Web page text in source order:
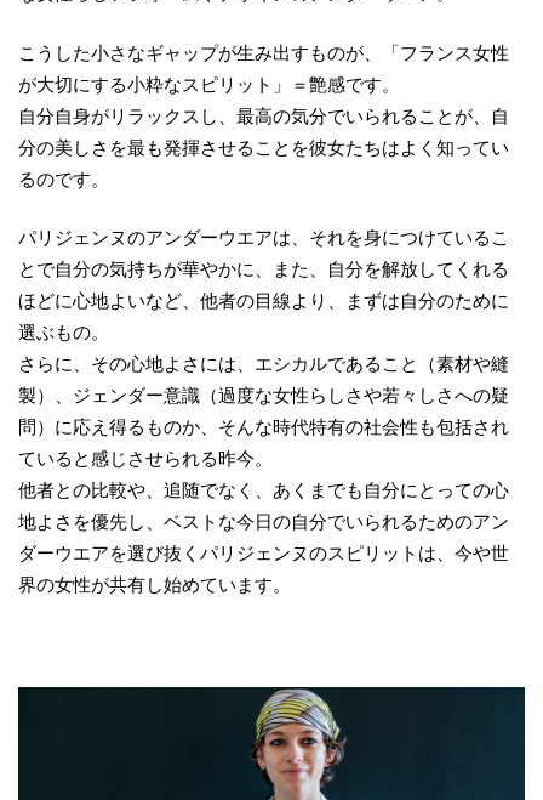
こうした小さなギャップが生み出すものが、「フランス女性
が大切にする小粋なスピリット」＝艶感です。
自分自身がリラックスし、最高の気分でいられることが、自
分の美しさを最も発揮させることを彼女たちはよく知ってい
るのです。
パリジェンヌのアンダーウエアは、それを身につけているこ
とで自分の気持ちが華やかに、また、自分を解放してくれる
ほどに心地よいなど、他者の目線より、まずは自分のために
選ぶもの。
さらに、その心地よさには、エシカルであること（素材や縫
製）、ジェンダー意識（過度な女性らしさや若々しさへの疑
問）に応え得るものか、そんな時代特有の社会性も包括され
ていると感じさせられる昨今。
他者との比較や、追随でなく、あくまでも自分にとっての心
地よさを優先し、ベストな今日の自分でいられるためのアン
ダーウエアを選び抜くパリジェンヌのスピリットは、今や世
界の女性が共有し始めています。